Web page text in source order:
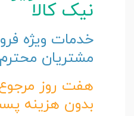
نیک کالا
خدمات ویژه
مشتریان محترم
هفت روز
بدون هزینه